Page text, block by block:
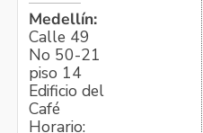
Medellín:
Calle 49
No 50-21
piso 14
Edificio del
Café
Horario: